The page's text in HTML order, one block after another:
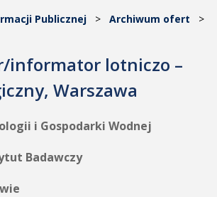
Publicznej > Archiwum ofert >
informator lotniczo –
Warszawa
i Gospodarki Wodnej
Badawczy